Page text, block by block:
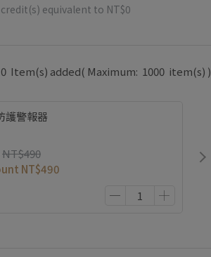
credit(s) equivalent to NT$0
0 Item(s) added( Maximum: 1000 item(s) )
護警報器
NT$490
NT$490